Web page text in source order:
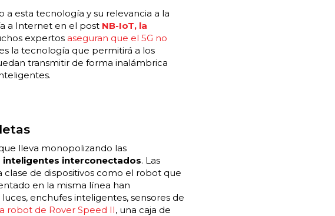
a esta tecnología y su relevancia a la
a Internet en el post NB-IoT, la
expertos aseguran que el 5G no
la tecnología que permitirá a los
transmitir de forma inalámbrica
lleva monopolizando las
inteligentes interconectados. Las
de dispositivos como el robot que
en la misma línea han
enchufes inteligentes, sensores de
robot de Rover Speed II, una caja de